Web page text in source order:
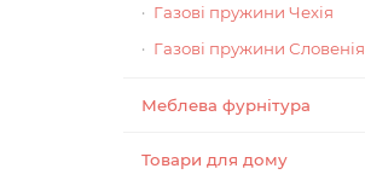
Газові пружини Чехія
Газові пружини Словенія
Меблева фурнітура
Товари для дому